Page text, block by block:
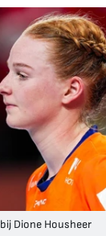
Dione Housheer